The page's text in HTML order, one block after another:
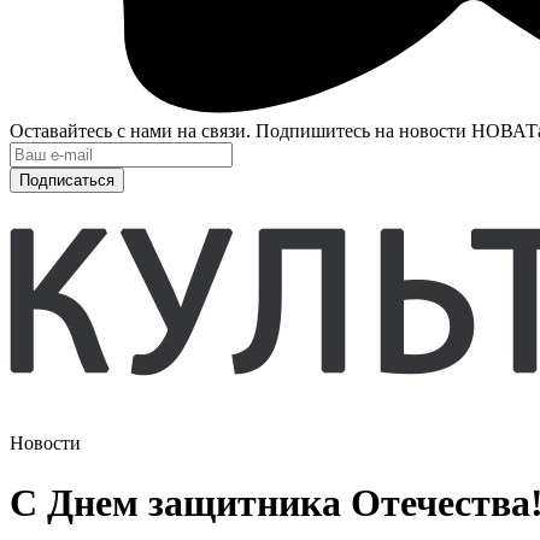
Оставайтесь с нами на связи. Подпишитесь на новости
Подписаться
Новости
С Днем защитника